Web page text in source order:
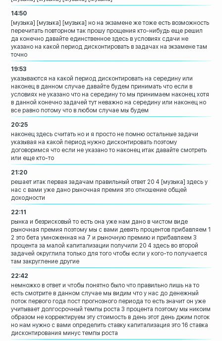
14:50
[музыка] [музыка] [музыка] но на экзамене же тоже есть возможность
перечитать повторном так прошу прощения кто-нибудь еще решил
да конечно давайте единственное здесь в условиях сдачи не
указано на какой период дисконтировать в задачах на экзамене там
точно
19:53
указываются на какой период дисконтировать на середину или
наконец в данном случае давайте будем принимать что если в
условиях не указано что на середину то мы принимаем наконец хотя
в данной конечно задачей тут неважно на середину или наконец но
все равно потому что в любом случае мы будем
20:25
наконец здесь считать но и я просто не помню остальные задачи
указывая на какой период нужно дисконтировать поэтому
договоримся что если не указано то наконец итак давайте смотреть
или еще кто-то
21:20
решает итак первая задачам правильный ответ 20 4 [музыка] здесь у
нас с вами уже дано рыночная премия это отношение общей
доходности
22:11
рынка и безрисковый то есть она уже нам дано в чистом виде
рыночная премия поэтому мы с вами девять процентов прибавляем 1
2 это бета умноженная на 7 и рыночную премию и прибавляем 3
процента за малой капитализации получили 20 4 здесь во второй
задачей округлила только для того чтобы если у кого-то получается
там закругление другие
22:42
немножко в ответ и чтобы понятно было что правильно лишь на то
есть смотрите в данном случае мы видим что у нас до денежный
поток первого года пост прогнозного периода то есть значит он уже
учитывает долгосрочный темпы роста 3 процента поэтому мы никоим
образом не корректируем эту стоимость в день этот день джим поток
но нам нужно с вами определить ставку капитализация это 16 ставка
дисконтирования минус темпы роста